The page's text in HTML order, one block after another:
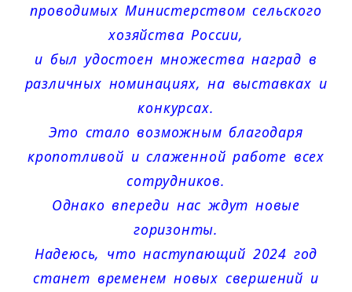
проводимых Министерством сельского
хозяйства России,
и был удостоен множества наград в
различных номинациях, на выставках и
конкурсах.
Это стало возможным благодаря
кропотливой и слаженной работе всех
сотрудников.
Однако впереди нас ждут новые
горизонты.
Надеюсь, что наступающий 2024 год
станет временем новых свершений и